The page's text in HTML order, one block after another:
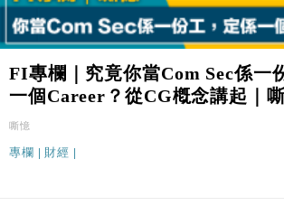
FI專欄｜究竟你當Com Sec係一
一個Career？從CG槪念講起｜
嘶憶
專欄 財經